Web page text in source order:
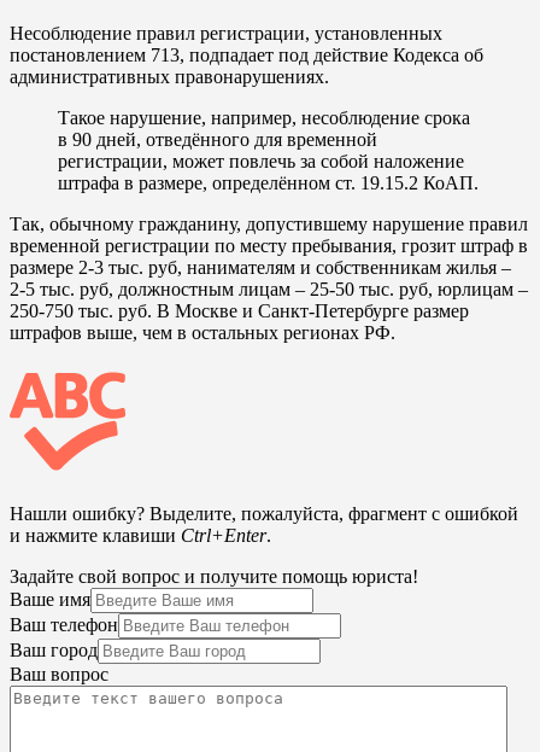
Несоблюдение правил регистрации, установленных
постановлением 713, подпадает под действие Кодекса об
административных правонарушениях.
Такое нарушение, например, несоблюдение срока
в 90 дней, отведённого для временной
регистрации, может повлечь за собой наложение
штрафа в размере, определённом ст. 19.15.2 КоАП.
Так, обычному гражданину, допустившему нарушение правил
временной регистрации по месту пребывания, грозит штраф в
размере 2-3 тыс. руб, нанимателям и собственникам жилья –
2-5 тыс. руб, должностным лицам – 25-50 тыс. руб, юрлицам –
250-750 тыс. руб. В Москве и Санкт-Петербурге размер
штрафов выше, чем в остальных регионах РФ.
Нашли ошибку? Выделите, пожалуйста, фрагмент с ошибкой
и нажмите клавиши Ctrl+Enter.
Задайте свой вопрос и получите помощь юриста!
Ваше имя
Ваш телефон
Ваш город
Ваш вопрос